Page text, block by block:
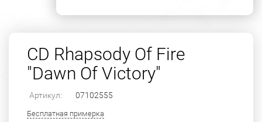
CD Rhapsody Of Fire
"Dawn Of Victory"
Артикул: 07102555
Бесплатная примерка